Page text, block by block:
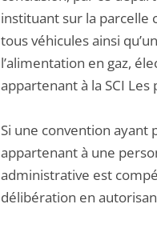
instituant sur la parcelle
tous véhicules ainsi
l’alimentation en gaz,
appartenant à la SCI
Si une convention ayant
appartenant à une
administrative est
délibération en